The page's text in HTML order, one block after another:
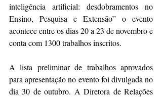
inteligência artificial: desdobramentos no
Ensino, Pesquisa e Extensão” o evento
acontece entre os dias 20 a 23 de novembro e
conta com 1300 trabalhos inscritos.
A lista preliminar de trabalhos aprovados
para apresentação no evento foi divulgada no
dia 30 de outubro. A Diretora de Relações